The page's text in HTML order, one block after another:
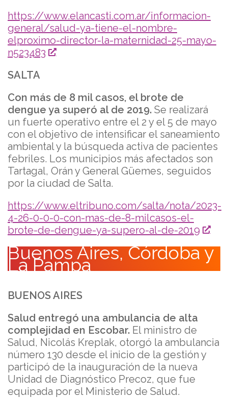
https://www.elancasti.com.ar/informacion-
general/salud-ya-tiene-el-nombre-
elproximo-director-la-maternidad-25-mayo-
n523483
SALTA
Con más de 8 mil casos, el brote de
dengue ya superó al de 2019. Se realizará
un fuerte operativo entre el 2 y el 5 de mayo
con el objetivo de intensificar el saneamiento
ambiental y la búsqueda activa de pacientes
febriles. Los municipios más afectados son
Tartagal, Orán y General Güemes, seguidos
por la ciudad de Salta.
https://www.eltribuno.com/salta/nota/2023-
4-26-0-0-0-con-mas-de-8-milcasos-el-
brote-de-dengue-ya-supero-al-de-2019
Buenos Aires, Córdoba y
La Pampa
BUENOS AIRES
Salud entregó una ambulancia de alta
complejidad en Escobar. El ministro de
Salud, Nicolás Kreplak, otorgó la ambulancia
número 130 desde el inicio de la gestión y
participó de la inauguración de la nueva
Unidad de Diagnóstico Precoz, que fue
equipada por el Ministerio de Salud.